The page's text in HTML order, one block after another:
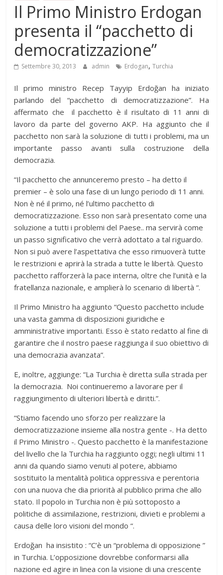
Il Primo Ministro Erdogan
presenta il “pacchetto di
democratizzazione”
Settembre 30, 2013 admin Erdogan,Turchia
Il primo ministro Recep Tayyip Erdoğan ha iniziato
parlando del “pacchetto di democratizzazione”. Ha
affermato che il pacchetto è il risultato di 11 anni di
lavoro da parte del governo AKP. Ha aggiunto che il
pacchetto non sarà la soluzione di tutti i problemi, ma un
importante passo avanti sulla costruzione della
democrazia.
“Il pacchetto che annunceremo presto – ha detto il
premier – è solo una fase di un lungo periodo di 11 anni.
Non è né il primo, né l’ultimo pacchetto di
democratizzazione. Esso non sarà presentato come una
soluzione a tutti i problemi del Paese.. ma servirà come
un passo significativo che verrà adottato a tal riguardo.
Non si può avere l’aspettativa che esso rimuoverà tutte
le restrizioni e aprirà la strada a tutte le libertà. Questo
pacchetto rafforzerà la pace interna, oltre che l’unità e la
fratellanza nazionale, e amplierà lo scenario di libertà “.
Il Primo Ministro ha aggiunto “Questo pacchetto include
una vasta gamma di disposizioni giuridiche e
amministrative importanti. Esso è stato redatto al fine di
garantire che il nostro paese raggiunga il suo obiettivo di
una democrazia avanzata”.
E, inoltre, aggiunge: “La Turchia è diretta sulla strada per
la democrazia. Noi continueremo a lavorare per il
raggiungimento di ulteriori libertà e diritti.”.
“Stiamo facendo uno sforzo per realizzare la
democratizzazione insieme alla nostra gente -. Ha detto
il Primo Ministro -. Questo pacchetto è la manifestazione
del livello che la Turchia ha raggiunto oggi; negli ultimi 11
anni da quando siamo venuti al potere, abbiamo
sostituito la mentalità politica oppressiva e perentoria
con una nuova che dia priorità al pubblico prima che allo
stato. Il popolo in Turchia non è più sottoposto a
politiche di assimilazione, restrizioni, divieti e problemi a
causa delle loro visioni del mondo “.
Erdoğan ha insistito : “C’è un “problema di opposizione ”
in Turchia. L’opposizione dovrebbe conformarsi alla
nazione ed agire in linea con la visione di una crescente